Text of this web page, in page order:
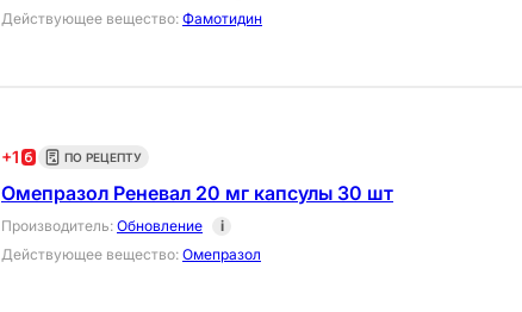
Действующее вещество: Фамотидин
+1 ПО РЕЦЕПТУ
Омепразол Реневал 20 мг капсулы 30 шт
Производитель: Обновление
i
Действующее вещество: Омепразол